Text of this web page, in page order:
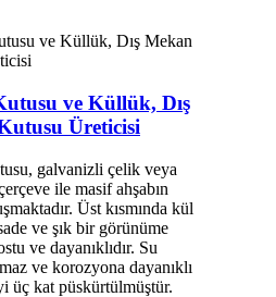
ve Küllük, Dış
Üreticisi
galvanizli çelik veya
ile masif ahşabın
Üst kısmında kül
ve şık bir görünüme
ve dayanıklıdır. Su
ve korozyona dayanıklı
üç kat püskürtülmüştür.